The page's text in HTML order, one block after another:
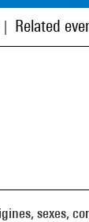
Related
sexes,